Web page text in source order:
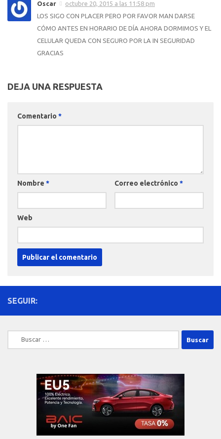
Oscar
octubre 20, 2015 a las 11:58 pm
LOS SIGO CON PLACER PERO POR FAVOR MAN DARSE
CÓMO ANTES EN HORARIO DE DÍA AHORA DORMIMOS Y EL
CELULAR QUEDA CON SEGURO POR LA IN SEGURIDAD
GRACIAS
DEJA UNA RESPUESTA
Comentario *
Nombre * Correo electrónico *
Web
SEGUIR:
Buscar: